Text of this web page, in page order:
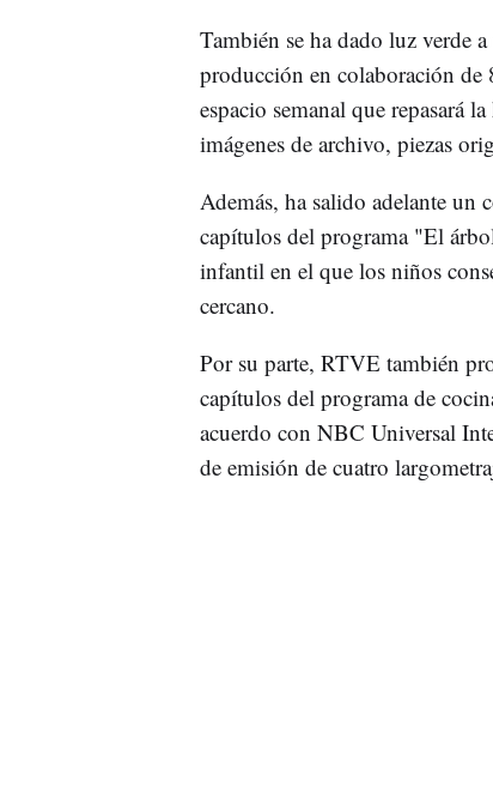
También se ha dado luz verde
producción en colaboración
espacio semanal que repasará
imágenes de archivo, piezas
Además, ha salido adelante un
capítulos del programa "El
infantil en el que los niños
cercano.
Por su parte, RTVE también
capítulos del programa de
acuerdo con NBC Universal
de emisión de cuatro